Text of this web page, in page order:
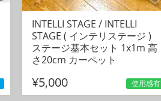
INTELLI STAGE / INTELLI
STAGE ( インテリステージ )
ステージ基本セット 1x1m 高
さ20cm カーペット
¥5,000 使用感有